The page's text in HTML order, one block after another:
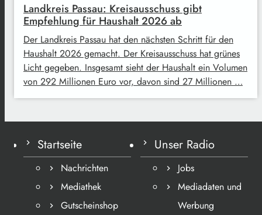
Landkreis Passau: Kreisausschuss gibt
Empfehlung für Haushalt 2026 ab
Der Landkreis Passau hat den nächsten Schritt für den
Haushalt 2026 gemacht. Der Kreisausschuss hat grünes
Licht gegeben. Insgesamt sieht der Haushalt ein Volumen
von 292 Millionen Euro vor, davon sind 27 Millionen …
Startseite
Nachrichten
Mediathek
Gutscheinshop
Unser Radio
Jobs
Mediadaten und
Werbung